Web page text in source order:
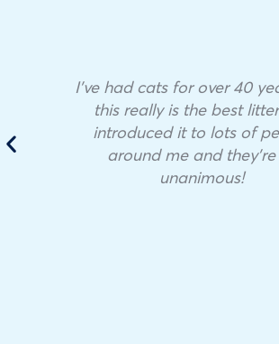
I’ve had cats for over 40
this really is the best
introduced it to lots of
around me and
unanimous!